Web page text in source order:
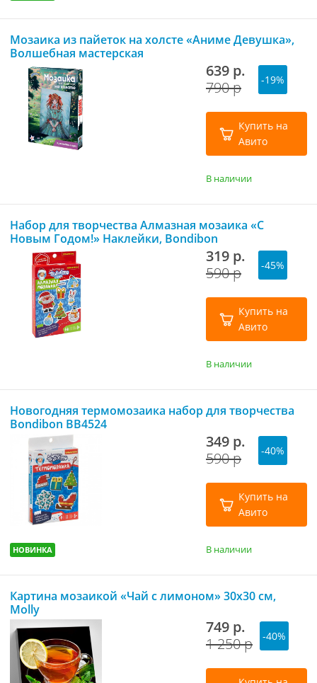
Мозаика из пайеток на холсте «Аниме Девушка»,
Волшебная мастерская
639 р.
790 р
-19%
Купить на
Авито
В наличии
Набор для творчества Алмазная мозаика «С
Новым Годом!» Наклейки, Bondibon
319 р.
590 р
-45%
Купить на
Авито
В наличии
НОВИНКА
Новогодняя термомозаика набор для творчества
Bondibon ВВ4524
349 р.
590 р
-40%
Купить на
Авито
В наличии
Картина мозаикой «Чай с лимоном» 30х30 см,
Molly
749 р.
1 250 р
-40%